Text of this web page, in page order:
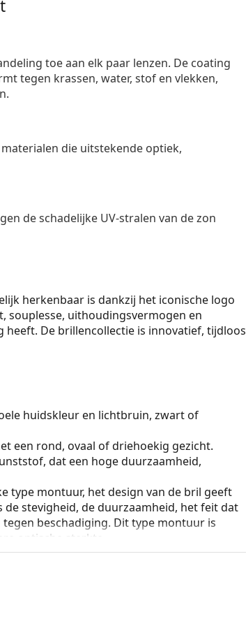
toe aan elk paar lenzen. De coating
tegen krassen, water, stof en vlekken,
die uitstekende optiek,
de schadelijke UV-stralen van de zon
herkenbaar is dankzij het iconische logo
souplesse, uithoudingsvermogen en
heeft. De brillencollectie is innovatief, tijdloos
huidskleur en lichtbruin, zwart of
een rond, ovaal of driehoekig gezicht.
dat een hoge duurzaamheid,
type montuur, het design van de bril geeft
de stevigheid, de duurzaamheid, het feit dat
beschadiging. Dit type montuur is
optische sterkte.
van een doekje.